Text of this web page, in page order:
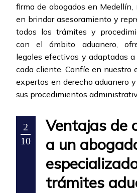
firma de abogados en Medellín,
en brindar asesoramiento y
todos los trámites y
con el ámbito aduanero,
legales efectivas y adaptadas
cada cliente. Confíe en nuestro
expertos en derecho aduanero
sus procedimientos
2
10
Ventajas de
a un
trámites